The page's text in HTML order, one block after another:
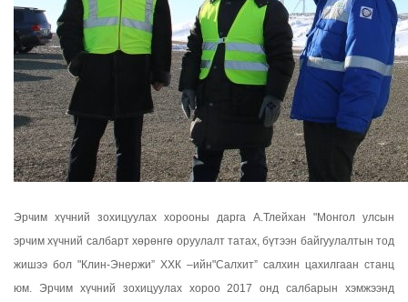
Эрчим хүчний зохицуулах хорооны дарга А.Тлейхан "Монгол улсын
эрчим хүчний салбарт хөрөнгө оруулалт татах, бүтээн байгуулалтын тод
жишээ бол "Клин-Энержи” ХХК –ийн"Салхит” салхин цахилгаан станц
юм. Эрчим хүчний зохицуулах хороо 2017 онд салбарын хэмжээнд